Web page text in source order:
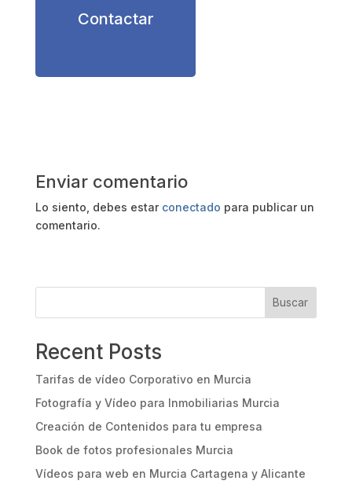
Contactar
Enviar comentario
Lo siento, debes estar conectado para publicar un
comentario.
Buscar
Recent Posts
Tarifas de vídeo Corporativo en Murcia
Fotografía y Vídeo para Inmobiliarias Murcia
Creación de Contenidos para tu empresa
Book de fotos profesionales Murcia
Vídeos para web en Murcia Cartagena y Alicante